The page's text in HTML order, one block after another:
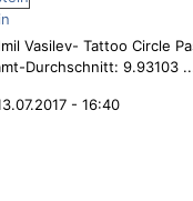
Vasilev- Tattoo Circle
Durchschnitt: 9.93103
- 16:40